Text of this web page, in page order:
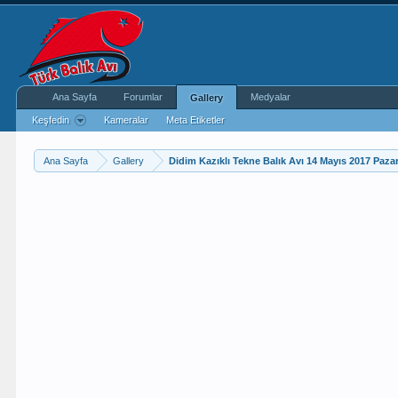
Ana Sayfa Gallery Didim Kazıklı Tekne Balık Avı 14 Mayıs 2017
Ana Sayfa Forumlar Gallery
Keşfedin Kameralar Meta Etiketler
Medyalar